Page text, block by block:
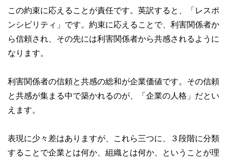
この約束に応えることが責任です。英訳すると、「レスポ
ンシビリティ」です。約束に応えることで、利害関係者か
ら信頼され、その先には利害関係者から共感されるように
なります。
利害関係者の信頼と共感の総和が企業価値です。その信頼
と共感が集まる中で築かれるのが、「企業の人格」だとい
えます。
表現に少々差はありますが、これら三つに、３段階に分類
することで企業とは何か、組織とは何か、ということが理